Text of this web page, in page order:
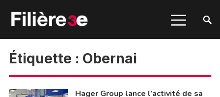
Étiquette : Obernai
Hager Group lance l’activité de sa